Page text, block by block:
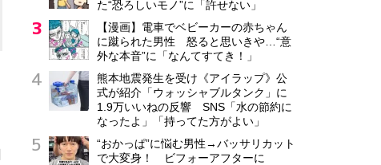
た“恐ろしいモノ”に「許せない」
【漫画】電車でベビーカーの赤ちゃん
に蹴られた男性 怒ると思いきや…“意
外な本音”に「なんてすてき！」
熊本地震発生を受け《アイラップ》公
式が紹介「ウォッシャブルタンク」に
1.9万いいねの反響 SNS「水の節約に
なったよ」「持ってた方がよい」
“おかっぱ”に悩む男性→バッサリカット
で大変身！ ビフォーアフターに